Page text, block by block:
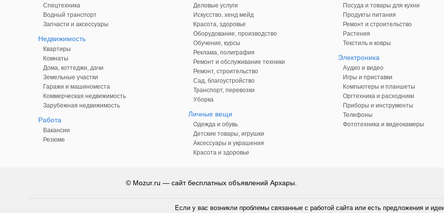
Спецтехника
Водный транспорт
Запчасти и аксессуары
Недвижимость
Квартиры
Комнаты
Дома, коттеджи, дачи
Земельные участки
Гаражи и машиноместа
Коммерческая недвижимость
Зарубежная недвижимость
Работа
Вакансии
Резюме
Деловые услуги
Искусство, хенд мейд
Красота, здоровье
Оборудование, производство
Обучение, курсы
Реклама, полиграфия
Ремонт и обслуживание техники
Ремонт, строительство
Сад, благоустройство
Транспорт, перевозки
Уборка
Личные вещи
Одежда и обувь
Детские товары, игрушки
Аксессуары и украшения
Красота и здоровье
Посуда и товары для кухни
Продукты питания
Ремонт и строительство
Растения
Текстиль и ковры
Электроника
Аудио и видео
Игры и приставки
Компьютеры и планшеты
Оргтехника и расходники
Приборы и инструменты
Телефоны
Фототехника и видеокамеры
© Mozur.ru — сайт бесплатных объявлений Архары.
Если у вас возникли проблемы связанные с работой сайта или есть предложения и